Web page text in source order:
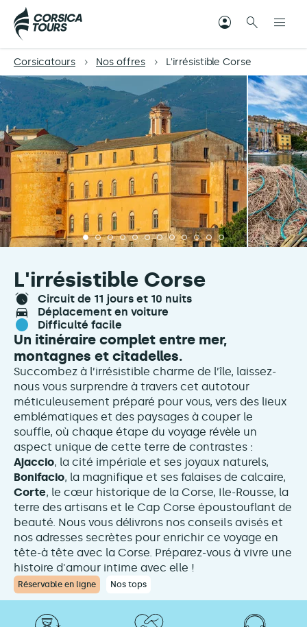
Corsicatours Nos offres L'irrésistible Corse
L'irrésistible Corse
circuit de 11 jours et 10 nuits
déplacement en voiture
difficulté facile
Un itinéraire complet entre mer,
montagnes et citadelles.
Succombez à l’irrésistible charme de l’île, laissez-
nous vous surprendre à travers cet autotour
méticuleusement préparé pour vous, vers des lieux
emblématiques et des paysages à couper le
souffle, où chaque étape du voyage révèle un
aspect unique de cette terre de contrastes :
Ajaccio, la cité impériale et ses joyaux naturels,
Bonifacio, la magnifique et ses falaises de calcaire,
Corte, le cœur historique de la Corse, Ile-Rousse, la
terre des artisans et le Cap Corse époustouflant de
beauté. Nous vous délivrons nos conseils avisés et
nos adresses secrètes pour enrichir ce voyage en
tête-à tête avec la Corse. Préparez-vous à vivre une
histoire d'amour intime avec elle !
Réservable en ligne Nos tops